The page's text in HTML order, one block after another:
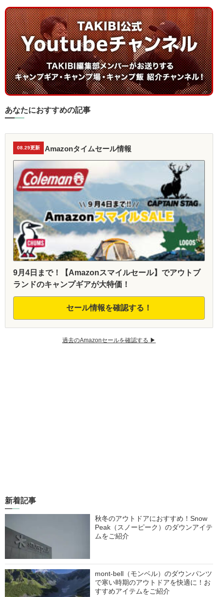
あなたにおすすめの記事
08.29更新 Amazonタイムセール情報
9月4日まで！【Amazonスマイルセール】でアウトブ
ランドのキャンプギアが大特価！
セール情報を確認する！
過去のAmazonセールを確認する ▶︎
新着記事
秋冬のアウトドアにおすすめ！Snow
Peak（スノーピーク）のダウンアイテ
ムをご紹介
mont-bell（モンベル）のダウンパンツ
で寒い時期のアウトドアを快適に！お
すすめアイテムをご紹介